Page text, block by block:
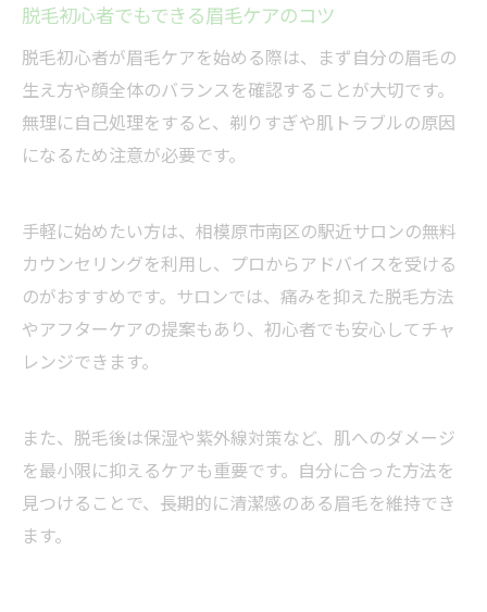
脱毛初心者でもできる眉毛ケアのコツ
脱毛初心者が眉毛ケアを始める際は、まず自分の眉毛の
生え方や顔全体のバランスを確認することが大切です。
無理に自己処理をすると、剃りすぎや肌トラブルの原因
になるため注意が必要です。
手軽に始めたい方は、相模原市南区の駅近サロンの無料
カウンセリングを利用し、プロからアドバイスを受ける
のがおすすめです。サロンでは、痛みを抑えた脱毛方法
やアフターケアの提案もあり、初心者でも安心してチャ
レンジできます。
また、脱毛後は保湿や紫外線対策など、肌へのダメージ
を最小限に抑えるケアも重要です。自分に合った方法を
見つけることで、長期的に清潔感のある眉毛を維持でき
ます。